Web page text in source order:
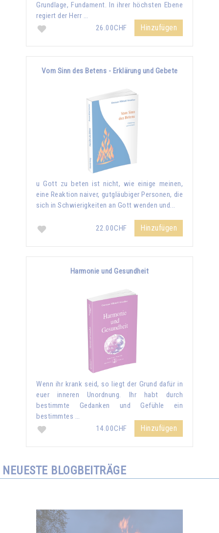
Grundlage, Fundament. In ihrer höchsten Ebene
regiert der Herr …
26.00CHF
Hinzufügen
Vom Sinn des Betens - Erklärung und Gebete
u Gott zu beten ist nicht, wie einige meinen,
eine Reaktion naiver, gutgläubiger Personen, die
sich in Schwierigkeiten an Gott wenden und...
22.00CHF Hinzufügen
Harmonie und Gesundheit
Wenn ihr krank seid, so liegt der Grund dafür in
euer inneren Unordnung. Ihr habt durch
bestimmte Gedanken und Gefühle ein
bestimmtes …
14.00CHF
Hinzufügen
NEUESTE BLOGBEITRÄGE